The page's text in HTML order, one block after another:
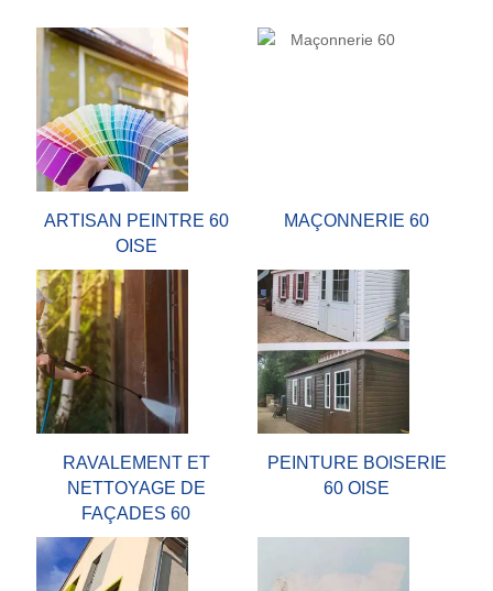
ARTISAN PEINTRE 60
OISE
MAÇONNERIE 60
RAVALEMENT ET
NETTOYAGE DE
FAÇADES 60
PEINTURE BOISERIE
60 OISE